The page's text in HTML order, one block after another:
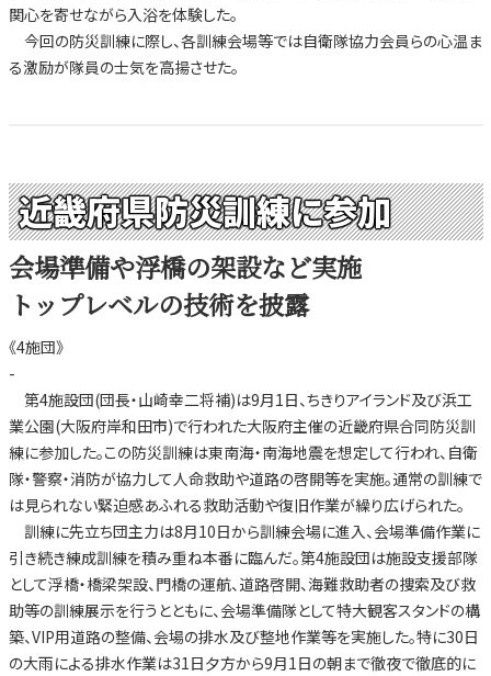
関心を寄せながら入浴を体験した。
今回の防災訓練に際し、各訓練会場等では自衛隊協力会員らの心温ま
る激励が隊員の士気を高揚させた。
近畿府県防災訓練に参加
会場準備や浮橋の架設など実施
トップレベルの技術を披露
《4施団》
-
第4施設団(団長・山崎幸二将補)は9月1日、ちきりアイランド及び浜工
業公園(大阪府岸和田市)で行われた大阪府主催の近畿府県合同防災訓
練に参加した。この防災訓練は東南海・南海地震を想定して行われ、自衛
隊・警察・消防が協力して人命救助や道路の啓開等を実施。通常の訓練で
は見られない緊迫感あふれる救助活動や復旧作業が繰り広げられた。
訓練に先立ち団主力は8月10日から訓練会場に進入、会場準備作業に
引き続き練成訓練を積み重ね本番に臨んだ。第4施設団は施設支援部隊
として浮橋・橋梁架設、門橋の運航、道路啓開、海難救助者の捜索及び救
助等の訓練展示を行うとともに、会場準備隊として特大観客スタンドの構
築、VIP用道路の整備、会場の排水及び整地作業等を実施した。特に30日
の大雨による排水作業は31日夕方から9月1日の朝まで徹夜で徹底的に